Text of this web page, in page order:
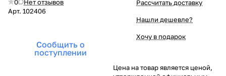
0
Нет отзывов
Арт. 102406
Сообщить о
поступлении
Рассчитать доставку
Нашли дешевле?
Хочу в подарок
Цена на товар является ценой,